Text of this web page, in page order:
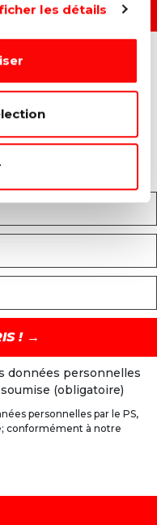
les détails
données personnelles
(obligatoire)
personnelles par le PS,
conformément à notre